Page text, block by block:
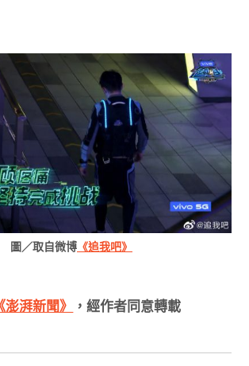
圖／取自微博 《追我吧》
《澎湃新聞》 ，經作者同意轉載